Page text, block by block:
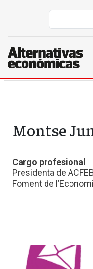
Montse
Cargo profesional
Presidenta de
Foment de